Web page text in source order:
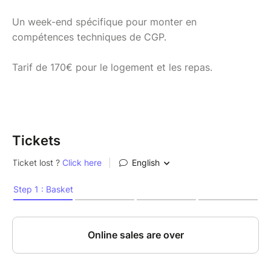
Un week-end spécifique pour monter en
compétences techniques de CGP.
Tarif de 170€ pour le logement et les repas.
Tickets